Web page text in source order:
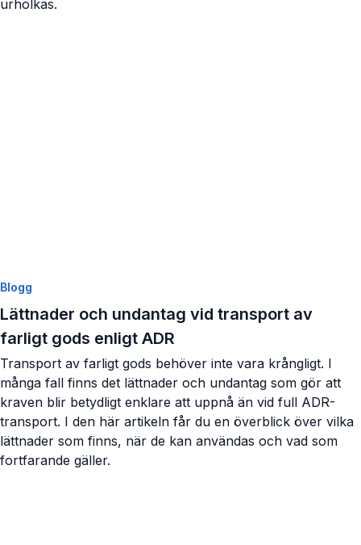
urholkas.
Blogg
Lättnader och undantag vid transport av
farligt gods enligt ADR
Transport av farligt gods behöver inte vara krångligt. I
många fall finns det lättnader och undantag som gör att
kraven blir betydligt enklare att uppnå än vid full ADR-
transport. I den här artikeln får du en överblick över vilka
lättnader som finns, när de kan användas och vad som
fortfarande gäller.